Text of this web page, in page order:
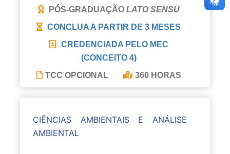
PÓS-GRADUAÇÃO LATO SENSU
CONCLUA A PARTIR DE 3 MESES
CREDENCIADA PELO MEC
(CONCEITO 4)
TCC OPCIONAL
360 HORAS
CIÊNCIAS AMBIENTAIS E ANÁLISE
AMBIENTAL